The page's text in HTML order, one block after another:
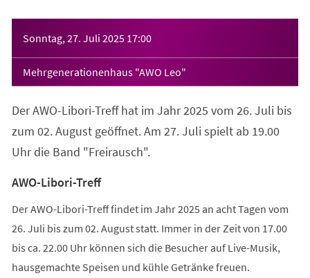
Sonntag, 27. Juli 2025 17:00
Mehrgenerationenhaus "AWO Leo"
Der AWO-Libori-Treff hat im Jahr 2025 vom 26. Juli bis
zum 02. August geöffnet. Am 27. Juli spielt ab 19.00
Uhr die Band "Freirausch".
AWO-Libori-Treff
Der AWO-Libori-Treff findet im Jahr 2025 an acht Tagen vom
26. Juli bis zum 02. August statt. Immer in der Zeit von 17.00
bis ca. 22.00 Uhr können sich die Besucher auf Live-Musik,
hausgemachte Speisen und kühle Getränke freuen.